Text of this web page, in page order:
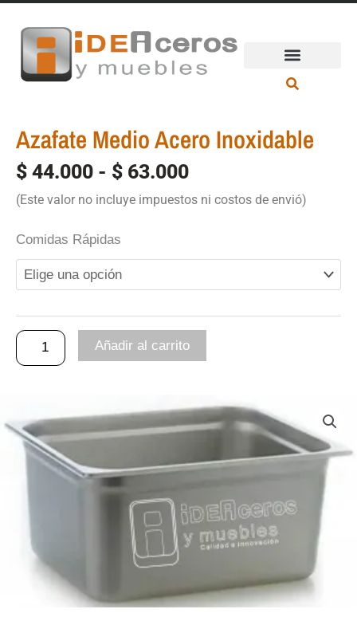
contenido
Azafate Medio Acero Inoxidable
$ 44.000 - $ 63.000
Rango
hasta
$ 63.000
(Este valor no incluye impuestos ni costos de envió)
Comidas Rápidas
Azafate
Acero
Inoxidable
Añadir al carrito